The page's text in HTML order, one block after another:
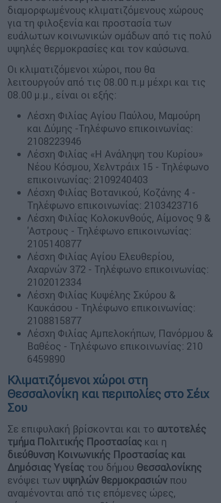
διαμορφωμένους κλιματιζόμενους χώρους
για τη φιλοξενία και προστασία των
ευάλωτων κοινωνικών ομάδων από τις πολύ
υψηλές θερμοκρασίες και τον καύσωνα.
Οι κλιματιζόμενοι χώροι, που θα
λειτουργούν από τις 08.00 π.μ μέχρι και τις
08.00 μ.μ., είναι οι εξής:
Λέσχη Φιλίας Αγίου Παύλου, Μαμούρη
και Δύμης -Τηλέφωνο επικοινωνίας:
2108223946
Λέσχη Φιλίας «Η Ανάληψη του Κυρίου»
Νέου Κόσμου, Χελντράιχ 15 - Τηλέφωνο
επικοινωνίας: 2109240403
Λέσχη Φιλίας Βοτανικού, Κοζάνης 4 -
Τηλέφωνο επικοινωνίας: 2103423716
Λέσχη Φιλίας Κολοκυνθούς, Αίμονος 9 &
'Αστρους - Τηλέφωνο επικοινωνίας:
2105140877
Λέσχη Φιλίας Αγίου Ελευθερίου,
Αχαρνών 372 - Τηλέφωνο επικοινωνίας:
2102012334
Λέσχη Φιλίας Κυψέλης Σκύρου &
Καυκάσου - Τηλέφωνο επικοινωνίας:
2108815877
Λέσχη Φιλίας Αμπελοκήπων, Πανόρμου &
Βαθέος - Τηλέφωνο επικοινωνίας: 210
6459890
Κλιματιζόμενοι χώροι στη
Θεσσαλονίκη και περιπολίες στο Σέιχ
Σου
Σε επιφυλακή βρίσκονται και το αυτοτελές
τμήμα Πολιτικής Προστασίας και η
διεύθυνση Κοινωνικής Προστασίας και
Δημόσιας Υγείας του δήμου Θεσσαλονίκης
ενόψει των υψηλών θερμοκρασιών που
αναμένονται από τις επόμενες ώρες,